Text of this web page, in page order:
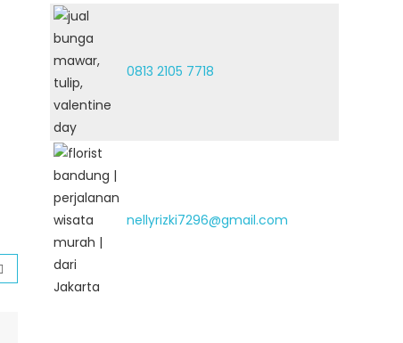
0813 2105 7718
nellyrizki7296@gmail.com